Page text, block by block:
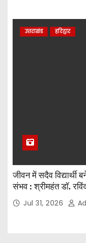
उत्तराखंड हरिद्वार
जीवन में सदैव विद्यार्थी
संभव : श्रीमहंत डॉ.
Jul 31, 2026